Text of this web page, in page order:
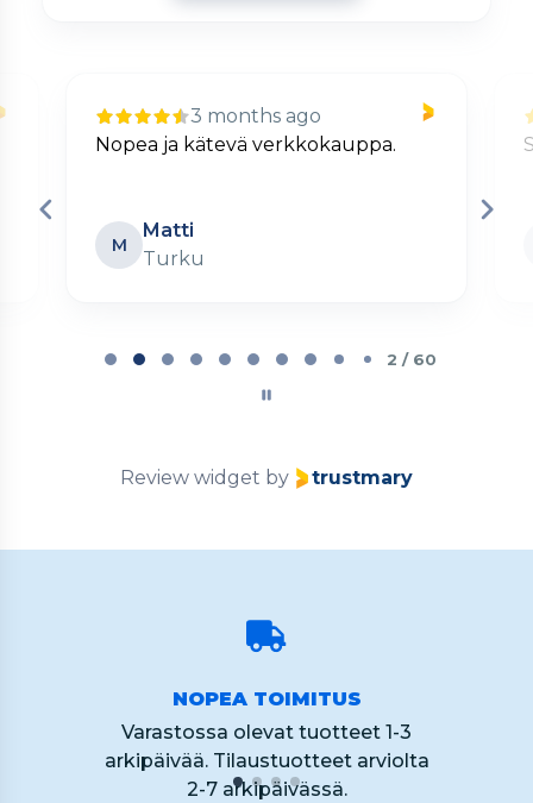
3 months ago
Nopea ja kätevä verkkokauppa.
M
Matti
Turku
2 / 60
Review widget by trustmary
NOPEA TOIMITUS
Varastossa olevat tuotteet 1-3
arkipäivää. Tilaustuotteet arviolta
2-7 arkipäivässä.